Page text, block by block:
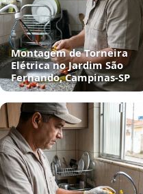
Montagem de Torneira
Elétrica no Jardim São
Fernando, Campinas‑SP